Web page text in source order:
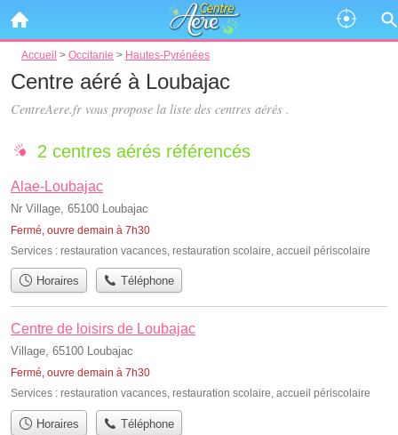
Accueil > Occitanie > Hautes-Pyrénées
Centre aéré à Loubajac
CentreAere.fr vous propose la liste des centres aérés .
2 centres aérés référencés
Alae-Loubajac
Nr Village, 65100 Loubajac
Fermé, ouvre demain à 7h30
Services : restauration vacances, restauration scolaire, accueil périscolaire
Horaires Téléphone
Centre de loisirs de Loubajac
Village, 65100 Loubajac
Fermé, ouvre demain à 7h30
Services : restauration vacances, restauration scolaire, accueil périscolaire
Horaires Téléphone